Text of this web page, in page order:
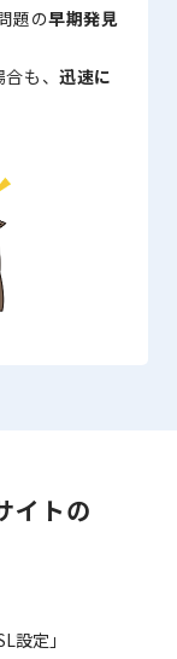
題の早期発見
合も、迅速に
イトの
設定」